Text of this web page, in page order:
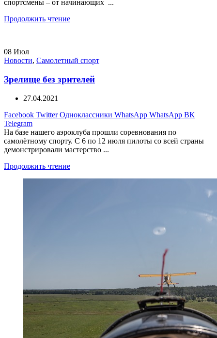
спортсмены – от начинающих ...
Продолжить чтение
08 Июл
Новости, Самолетный спорт
Зрелище без зрителей
27.04.2021
Facebook Twitter Одноклассники WhatsApp WhatsApp ВК
Telegram
На базе нашего аэроклуба прошли соревнования по
самолётному спорту. С 6 по 12 июля пилоты со всей страны
демонстрировали мастерство ...
Продолжить чтение